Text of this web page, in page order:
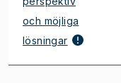
och möjliga
lösningar